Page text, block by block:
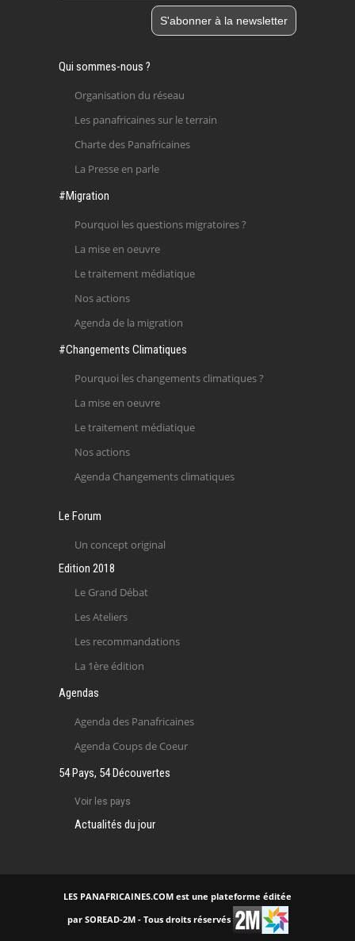
Qui sommes-nous ?
Organisation du réseau
Les panafricaines sur le terrain
Charte des Panafricaines
La Presse en parle
#Migration
Pourquoi les questions migratoires ?
La mise en oeuvre
Le traitement médiatique
Nos actions
Agenda de la migration
#Changements Climatiques
Pourquoi les changements climatiques ?
La mise en oeuvre
Le traitement médiatique
Nos actions
Agenda Changements climatiques
Le Forum
Un concept original
Edition 2018
Le Grand Débat
Les Ateliers
Les recommandations
La 1ère édition
Agendas
Agenda des Panafricaines
Agenda Coups de Coeur
54 Pays, 54 Découvertes
Voir les pays
Actualités du jour
LES PANAFRICAINES.COM est une plateforme éditée
par SOREAD-2M - Tous droits réservés